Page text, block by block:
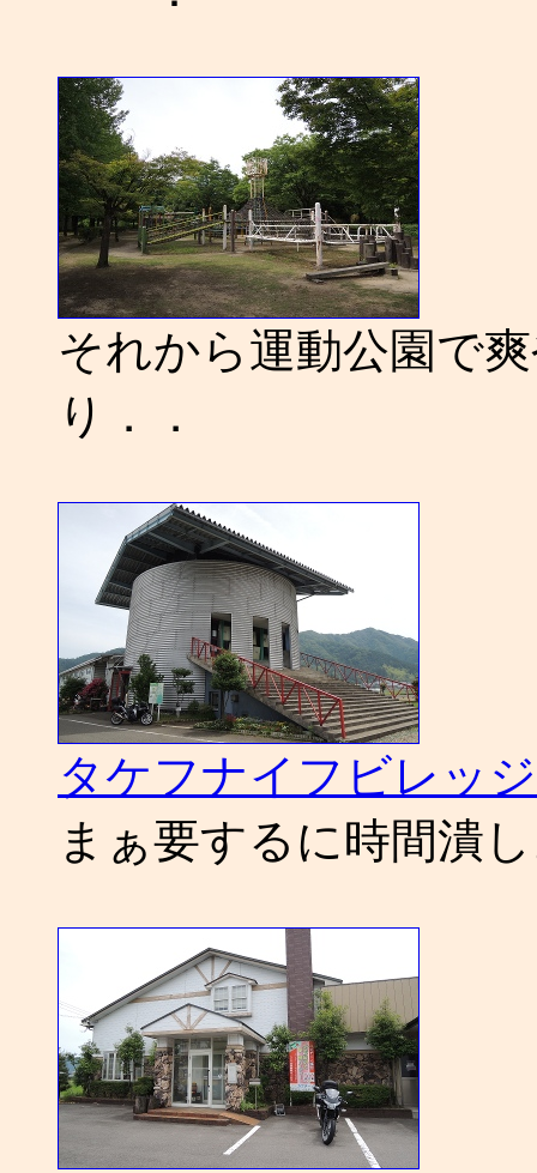
それから運動公園で
り．．
タケフナイフビレッジ
まぁ要するに時間潰